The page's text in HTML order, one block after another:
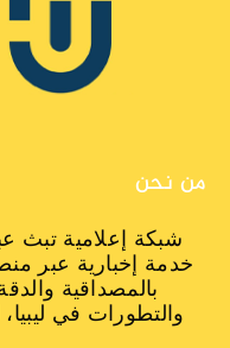
من نحن
شبكة إعلامية تبث
خدمة إخبارية عبر
بالمصداقية
والتطورات في